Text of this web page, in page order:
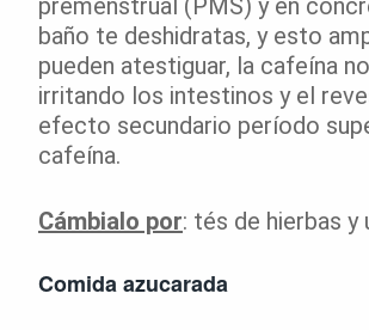
premenstrual (PMS) y en
baño te deshidratas, y esto
pueden atestiguar, la cafeína
irritando los intestinos y el
efecto secundario período
cafeína.
Cámbialo por: tés de hierbas y
Comida azucarada